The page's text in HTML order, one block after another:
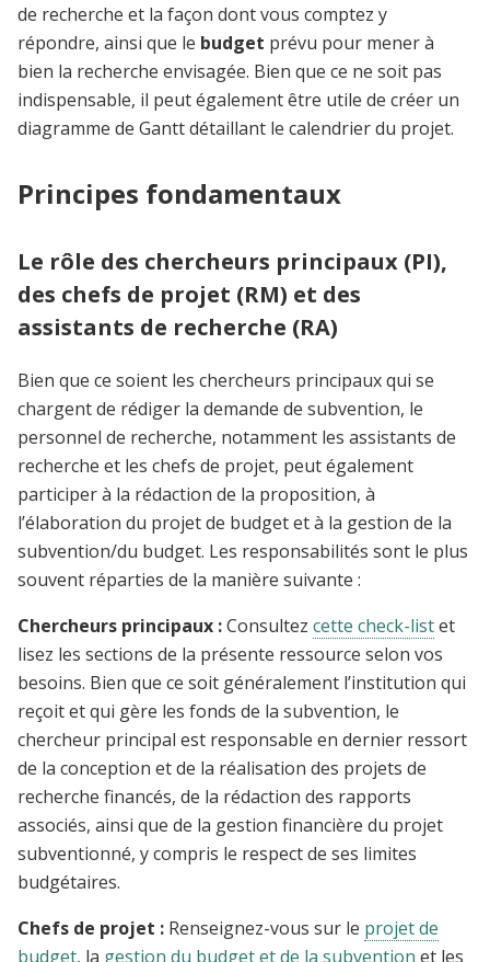
de recherche et la façon dont vous comptez y
répondre, ainsi que le budget prévu pour mener à
bien la recherche envisagée. Bien que ce ne soit pas
indispensable, il peut également être utile de créer un
diagramme de Gantt détaillant le calendrier du projet.
Principes fondamentaux
Le rôle des chercheurs principaux (PI),
des chefs de projet (RM) et des
assistants de recherche (RA)
Bien que ce soient les chercheurs principaux qui se
chargent de rédiger la demande de subvention, le
personnel de recherche, notamment les assistants de
recherche et les chefs de projet, peut également
participer à la rédaction de la proposition, à
l’élaboration du projet de budget et à la gestion de la
subvention/du budget. Les responsabilités sont le plus
souvent réparties de la manière suivante :
Chercheurs principaux :Consultez cette check-listet
lisez les sections de la présente ressource selon vos
besoins. Bien que ce soit généralement l’institution qui
reçoit et qui gère les fonds de la subvention, le
chercheur principal est responsable en dernier ressort
de la conception et de la réalisation des projets de
recherche financés, de la rédaction des rapports
associés, ainsi que de la gestion financière du projet
subventionné, y compris le respect de ses limites
budgétaires.
Chefs de projet : Renseignez-vous sur le projet de
budget, la gestion du budget et de la subvention et les